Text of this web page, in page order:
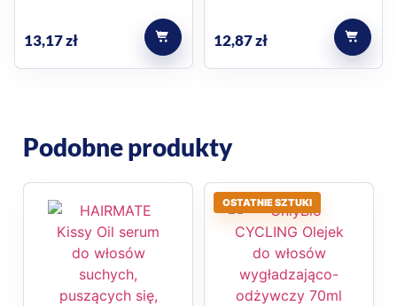
13,17zł 12,87zł
Podobne produkty
OSTATNIE SZTUKI